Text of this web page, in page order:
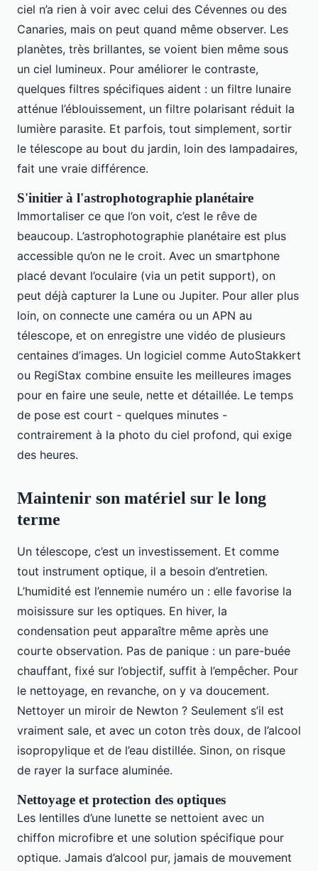
ciel n’a rien à voir avec celui des Cévennes ou des
Canaries, mais on peut quand même observer. Les
planètes, très brillantes, se voient bien même sous
un ciel lumineux. Pour améliorer le contraste,
quelques filtres spécifiques aident : un filtre lunaire
atténue l’éblouissement, un filtre polarisant réduit la
lumière parasite. Et parfois, tout simplement, sortir
le télescope au bout du jardin, loin des lampadaires,
fait une vraie différence.
S'initier à l'astrophotographie planétaire
Immortaliser ce que l’on voit, c’est le rêve de
beaucoup. L’astrophotographie planétaire est plus
accessible qu’on ne le croit. Avec un smartphone
placé devant l’oculaire (via un petit support), on
peut déjà capturer la Lune ou Jupiter. Pour aller plus
loin, on connecte une caméra ou un APN au
télescope, et on enregistre une vidéo de plusieurs
centaines d’images. Un logiciel comme AutoStakkert
ou RegiStax combine ensuite les meilleures images
pour en faire une seule, nette et détaillée. Le temps
de pose est court - quelques minutes -
contrairement à la photo du ciel profond, qui exige
des heures.
Maintenir son matériel sur le long
terme
Un télescope, c’est un investissement. Et comme
tout instrument optique, il a besoin d’entretien.
L’humidité est l’ennemie numéro un : elle favorise la
moisissure sur les optiques. En hiver, la
condensation peut apparaître même après une
courte observation. Pas de panique : un pare-buée
chauffant, fixé sur l’objectif, suffit à l’empêcher. Pour
le nettoyage, en revanche, on y va doucement.
Nettoyer un miroir de Newton ? Seulement s’il est
vraiment sale, et avec un coton très doux, de l’alcool
isopropylique et de l’eau distillée. Sinon, on risque
de rayer la surface aluminée.
Nettoyage et protection des optiques
Les lentilles d’une lunette se nettoient avec un
chiffon microfibre et une solution spécifique pour
optique. Jamais d’alcool pur, jamais de mouvement